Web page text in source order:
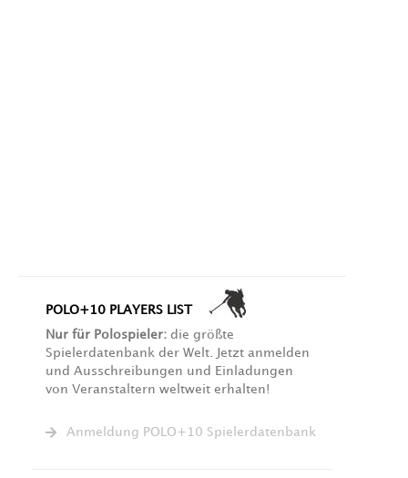
POLO+10 PLAYERS LIST
Nur für Polospieler: die größte
Spielerdatenbank der Welt. Jetzt anmelden
und Ausschreibungen und Einladungen
von Veranstaltern weltweit erhalten!
Anmeldung POLO+10 Spielerdatenbank